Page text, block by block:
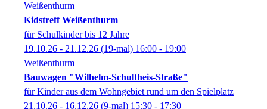
Weißenthurm
Kidstreff Weißenthurm
für Schulkinder bis 12 Jahre
19.10.26 - 21.12.26 (19-mal) 16:00 - 19:00
Weißenthurm
Bauwagen "Wilhelm-Schultheis-Straße"
für Kinder aus dem Wohngebiet rund um den Spielplatz
21.10.26 - 16.12.26 (9-mal) 15:30 - 17:30